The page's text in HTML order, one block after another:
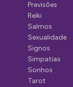
Previsões
Reiki
Salmos
Sexualidade
Signos
Simpatias
Sonhos
Tarot